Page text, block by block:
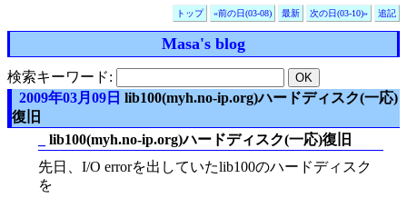
トップ «前の日(03-08) 最新 次の日(03-10)» 追記
Masa's blog
検索キーワード:
2009年03月09日 lib100(myh.no-ip.org)ハードディスク(一応)
復旧
lib100(myh.no-ip.org)ハードディスク(一応)復旧
先日、I/O errorを出していたlib100のハードディスク
を